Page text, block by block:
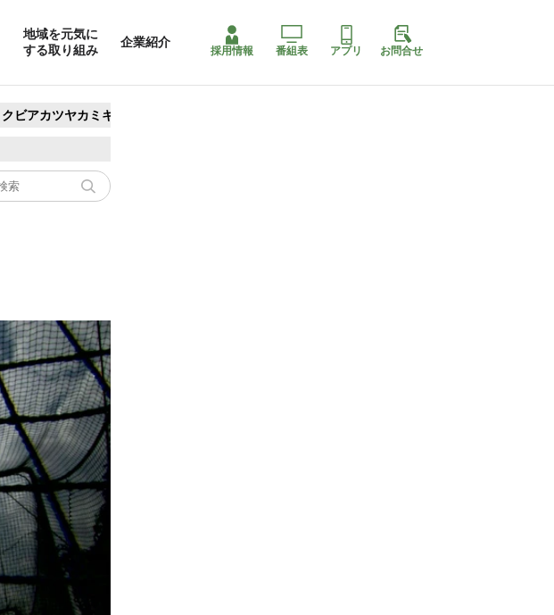
地域を元気に
する取り組み
企業紹介
採用情報 番組表 アプリ お問合せ
クビアカツヤカミキリ